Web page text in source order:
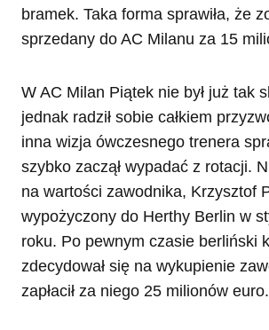
bramek. Taka forma sprawiła, że
sprzedany do AC Milanu za 15
W AC Milan Piątek nie był już tak
jednak radził sobie całkiem
inna wizja ówczesnego trenera
szybko zaczął wypadać z rotacji.
na wartości zawodnika, Krzysztof
wypożyczony do Herthy Berlin w
roku. Po pewnym czasie berliński
zdecydował się na wykupienie
zapłacił za niego 25 milionów euro.